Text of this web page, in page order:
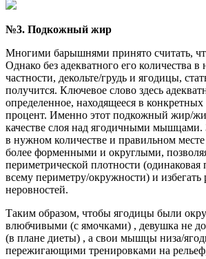
№3. Подкожный жир
Многими барышнями принято считать,
Однако без адекватного его количества в
частности, декольте/грудь и ягодицы,
получится. Ключевое слово здесь
определенное, находящееся в конкретных
процент. Именно этот подкожный жир/
качестве слоя над ягодичными мышцами.
в нужном количестве и правильном
более форменными и округлыми,
периметрической плотности (одинаковая
всему периметру/окружности) и
неровностей.
Таким образом, чтобы ягодицы были
влюбчивыми (с ямочками) , девушка не
(в плане диеты) , а свои мышцы низа/
пережигающими тренировками на